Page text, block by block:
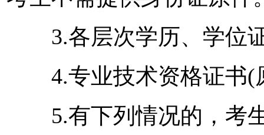
3.各层次学历、学位
4.专业技术资格证书(
5.有下列情况的，考